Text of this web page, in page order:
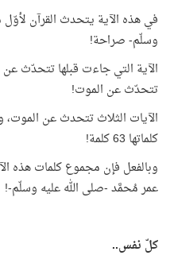
في هذه الآية يتحدث القرآن
وسلّم- صراحة!
الآية التي جاءت قبلها تتحدّث
تتحدّث عن الموت!
الآيات الثلاث تتحدث عن
كلماتها 63 كلمة!
عمر مُحمَّد -صلى الله عليه وسلّم-!
كلّ نفس..